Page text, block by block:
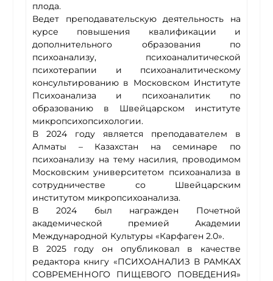
плода.
Ведет преподавательскую деятельность на
курсе повышения квалификации и
дополнительного образования по
психоанализу, психоаналитической
психотерапии и психоаналитическому
консультированию в Московском Институте
Психоанализа и психоаналитик по
образованию в Швейцарском институте
микропсихопсихологии.
В 2024 году является преподавателем в
Алматы – Казахстан на семинаре по
психоанализу на тему насилия, проводимом
Московским университетом психоанализа в
сотрудничестве со Швейцарским
институтом микропсихоанализа.
В 2024 был награжден Почетной
академической премией Академии
Международной Культуры «Карфаген 2.0».
В 2025 году он опубликовал в качестве
редактора книгу «ПСИХОАНАЛИЗ В РАМКАХ
СОВРЕМЕННОГО ПИЩЕВОГО ПОВЕДЕНИЯ»